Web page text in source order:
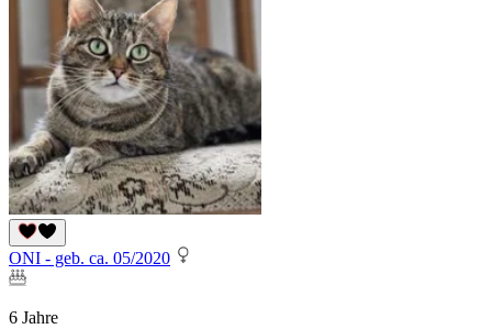
ONI - geb. ca. 05/2020
6 Jahre